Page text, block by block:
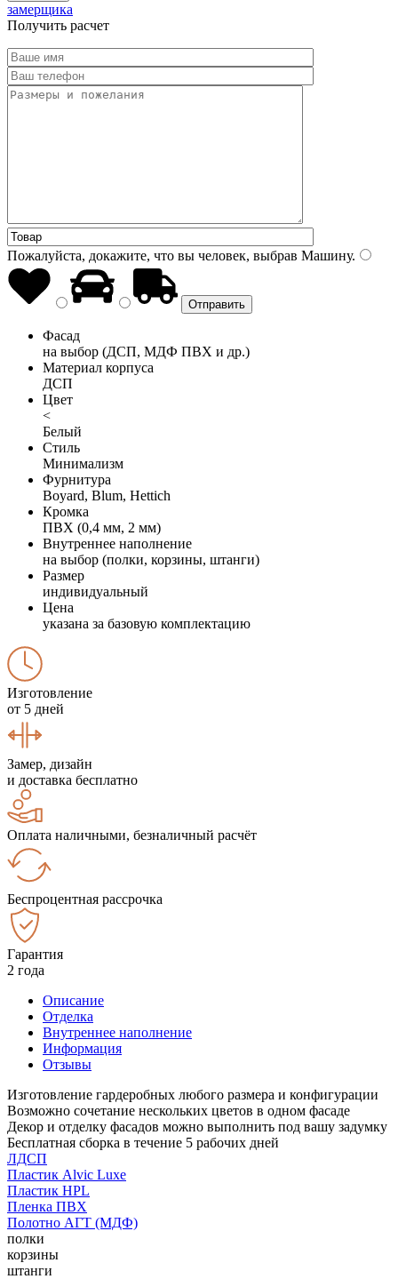
замерщика
Получить расчет
Пожалуйста, докажите, что вы человек, выбрав Машину.
Фасад
на выбор (ДСП, МДФ ПВХ и др.)
Материал корпуса
ДСП
Цвет
<
Белый
Стиль
Минимализм
Фурнитура
Boyard, Blum, Hettich
Кромка
ПВХ (0,4 мм, 2 мм)
Внутреннее наполнение
на выбор (полки, корзины, штанги)
Размер
индивидуальный
Цена
указана за базовую комплектацию
Изготовление
от 5 дней
Замер, дизайн
и доставка бесплатно
Оплата наличными, безналичный расчёт
Беспроцентная рассрочка
Гарантия
2 года
Описание
Отделка
Внутреннее наполнение
Информация
Отзывы
Изготовление гардеробных любого размера и конфигурации
Возможно сочетание нескольких цветов в одном фасаде
Декор и отделку фасадов можно выполнить под вашу задумку
Бесплатная сборка в течение 5 рабочих дней
ЛДСП
Пластик Alvic Luxe
Пластик HPL
Пленка ПВХ
Полотно АГТ (МДФ)
полки
корзины
штанги